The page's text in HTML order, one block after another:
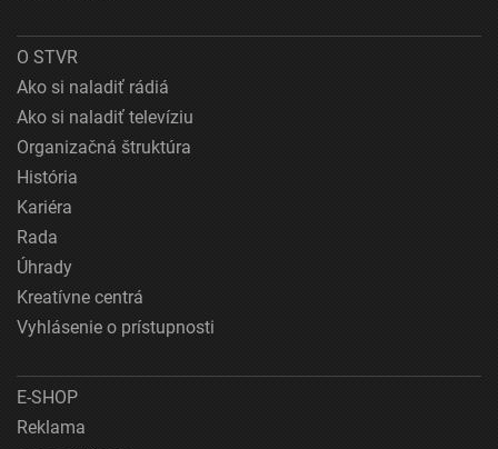
O STVR
Ako si naladiť rádiá
Ako si naladiť televíziu
Organizačná štruktúra
História
Kariéra
Rada
Úhrady
Kreatívne centrá
Vyhlásenie o prístupnosti
E-SHOP
Reklama